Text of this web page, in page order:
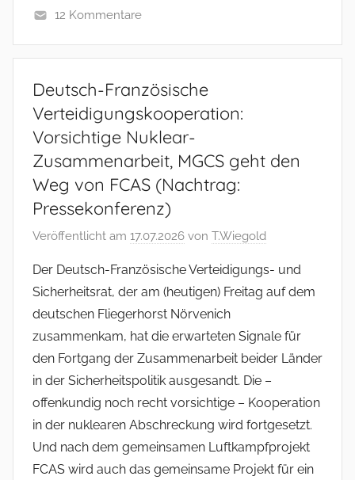
12 Kommentare
Deutsch-Französische
Verteidigungskooperation:
Vorsichtige Nuklear-
Zusammenarbeit, MGCS geht den
Weg von FCAS (Nachtrag:
Pressekonferenz)
Veröffentlicht am 17.07.2026 von T.Wiegold
Der Deutsch-Französische Verteidigungs- und
Sicherheitsrat, der am (heutigen) Freitag auf dem
deutschen Fliegerhorst Nörvenich
zusammenkam, hat die erwarteten Signale für
den Fortgang der Zusammenarbeit beider Länder
in der Sicherheitspolitik ausgesandt. Die –
offenkundig noch recht vorsichtige – Kooperation
in der nuklearen Abschreckung wird fortgesetzt.
Und nach dem gemeinsamen Luftkampfprojekt
FCAS wird auch das gemeinsame Projekt für ein